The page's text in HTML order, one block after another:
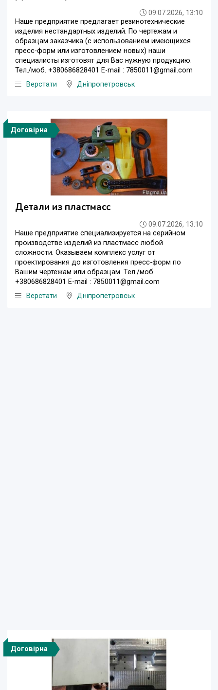
09.07.2026, 13:10
Наше предприятие предлагает резинотехнические
изделия нестандартных изделий. По чертежам и
образцам заказчика (с использованием имеющихся
пресс-форм или изготовлением новых) наши
специалисты изготовят для Вас нужную продукцию.
Тел./моб. +380686828401 E-mail : 7850011@gmail.com
Верстати
Дніпропетровськ
Договірна
Детали из пластмасс
09.07.2026, 13:10
Наше предприятие специализируется на серийном
производстве изделий из пластмасс любой
сложности. Оказываем комплекс услуг от
проектирования до изготовления пресс-форм по
Вашим чертежам или образцам. Тел./моб.
+380686828401 E-mail : 7850011@gmail.com
Верстати
Дніпропетровськ
Договірна